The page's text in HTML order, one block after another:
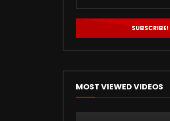
MOST VIEWED VIDEOS